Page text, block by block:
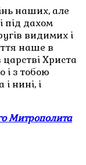
наших, але
під дахом
видимих і
наше в
царстві Христа
і з тобою
нині, і
Митрополита